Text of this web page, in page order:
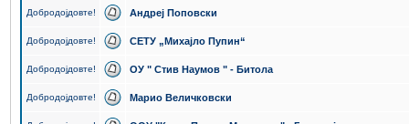
Добродојдовте! Андреј Поповски
Добродојдовте! СЕТУ „Михајло Пупин“
Добродојдовте! ОУ " Стив Наумов " - Битола
Добродојдовте! Марио Величковски